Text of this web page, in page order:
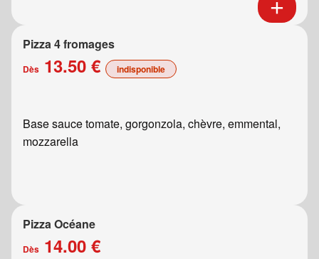
Pizza 4 fromages
Dès 13.50 € indisponible
Base sauce tomate, gorgonzola, chèvre, emmental,
mozzarella
Pizza Océane
Dès 14.00 €